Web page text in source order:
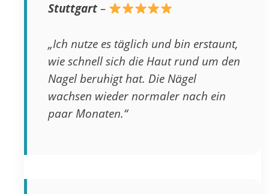
Stuttgart –
„Ich nutze es täglich und bin erstaunt,
wie schnell sich die Haut rund um den
Nagel beruhigt hat. Die Nägel
wachsen wieder normaler nach ein
paar Monaten.“